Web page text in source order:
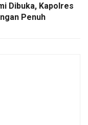
Dibuka, Kapolres
Penuh